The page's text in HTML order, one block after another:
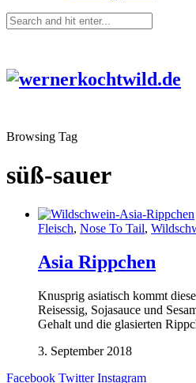
Browsing Tag
süß-sauer
Fleisch, Nose To Tail,
Asia Rippchen
Knusprig asiatisch kommt
Reisessig, Sojasauce und
Gehalt und die glasierten
3. September 2018
Facebook Twitter Instagram